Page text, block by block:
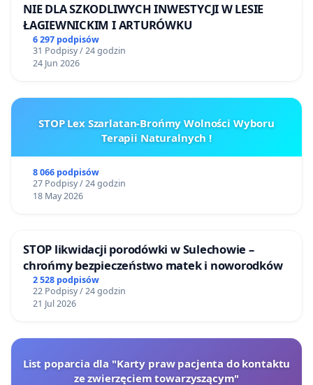
NIE DLA SZKODLIWYCH INWESTYCJI W LESIE
ŁAGIEWNICKIM I ARTURÓWKU
6 297 podpisów
31 Podpisy / 24 godzin
24 Jun 2026
STOP Lex Szarlatan-Brońmy Wolności Wyboru
Terapii Naturalnych !
8 066 podpisów
27 Podpisy / 24 godzin
18 May 2026
STOP likwidacji porodówki w Sulechowie –
chrońmy bezpieczeństwo matek i noworodków
2 528 podpisów
22 Podpisy / 24 godzin
21 Jul 2026
List poparcia dla "Karty praw pacjenta do kontaktu
ze zwierzęciem towarzyszącym"